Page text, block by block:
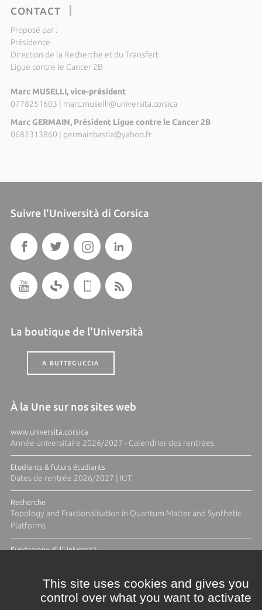
CONTACT
Proposé par :
Présidence
Direction de la Recherche et du Transfert
Ligue contre le Cancer 2B
Marc MUSELLI, vice-président
0778251603 | marc.muselli@universita.corsica
Marc GERMAIN, Président Ligue contre le Cancer 2B
0682313860 | germainbastia@yahoo.fr
Suivre l'Università di Corsica
La boutique de l'Università
A BUTTEGUCCIA
À la Une sur nos sites web
www.universita.corsica
Année universitaire 2026/2027 - Calendrier des rentrées
Etudiants & futurs étudiants
Dates de rentrée 2026/2027 | IUT
Recherche
Topology and Fractionalisation in Quantum Matter and Synthetic
Platforms
Fundazione di l'Università
This site uses cookies and gives you
control over what you want to activate